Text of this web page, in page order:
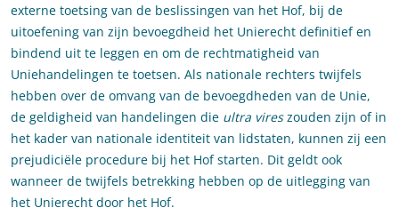
externe toetsing van de beslissingen van het Hof, bij de
uitoefening van zijn bevoegdheid het Unierecht definitief en
bindend uit te leggen en om de rechtmatigheid van
Uniehandelingen te toetsen. Als nationale rechters twijfels
hebben over de omvang van de bevoegdheden van de Unie,
de geldigheid van handelingen die ultra vireszouden zijn of in
het kader van nationale identiteit van lidstaten, kunnen zij een
prejudiciële procedure bij het Hof starten. Dit geldt ook
wanneer de twijfels betrekking hebben op de uitlegging van
het Unierecht door het Hof.